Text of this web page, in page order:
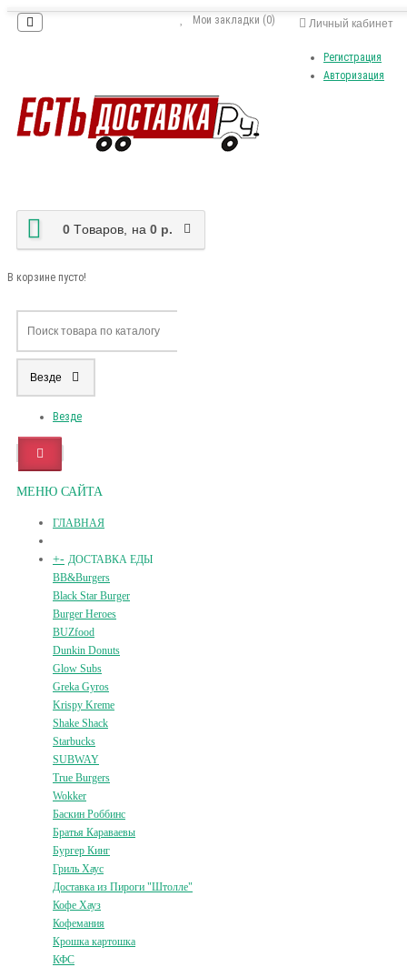
Личный кабинет
Регистрация
Авторизация
Мои закладки (0)
0 Tоваров, на 0 р.
В корзине пусто!
Везде
Везде
МЕНЮ САЙТА
ГЛАВНАЯ
+- ДОСТАВКА ЕДЫ
BB&Burgers
Black Star Burger
Burger Heroes
BUZfood
Dunkin Donuts
Glow Subs
Greka Gyros
Krispy Kreme
Shake Shack
Starbucks
SUBWAY
True Burgers
Wokker
Баскин Роббинс
Братья Караваевы
Бургер Кинг
Гриль Хаус
Доставка из Пироги "Штолле"
Кофе Хауз
Кофемания
Крошка картошка
КФС